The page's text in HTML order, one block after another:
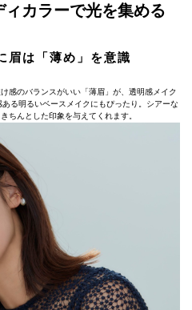
ィカラーで光を集める
眉は「薄め」を意識
感のバランスがいい「薄眉」が、透明感メイク
る明るいベースメイクにもぴったり。シアーな
ちんとした印象を与えてくれます。